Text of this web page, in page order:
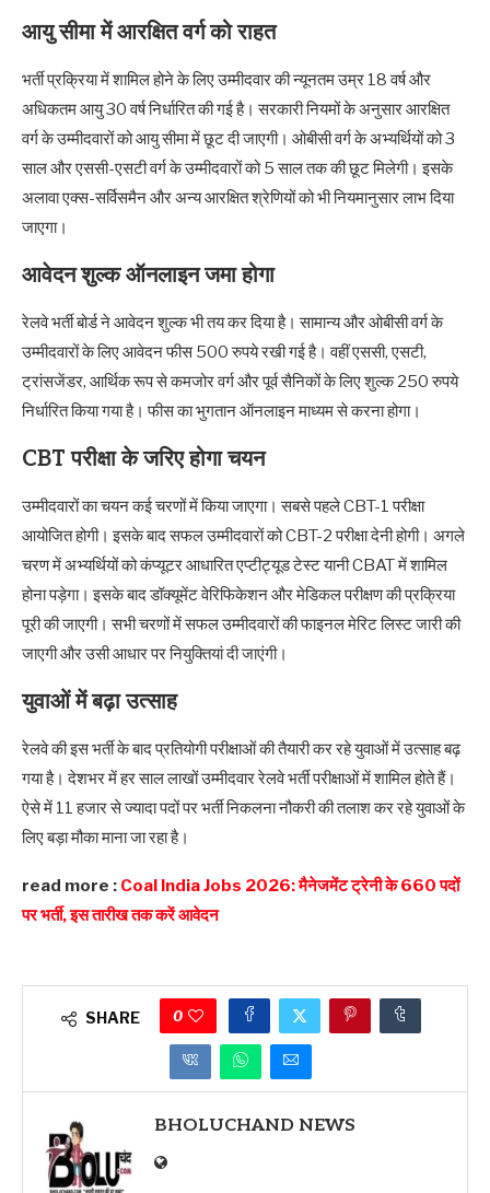
आयु सीमा में आरक्षित वर्ग को राहत
भर्ती प्रक्रिया में शामिल होने के लिए उम्मीदवार की न्यूनतम उम्र 18 वर्ष और
अधिकतम आयु 30 वर्ष निर्धारित की गई है। सरकारी नियमों के अनुसार आरक्षित
वर्ग के उम्मीदवारों को आयु सीमा में छूट दी जाएगी। ओबीसी वर्ग के अभ्यर्थियों को 3
साल और एससी-एसटी वर्ग के उम्मीदवारों को 5 साल तक की छूट मिलेगी। इसके
अलावा एक्स-सर्विसमैन और अन्य आरक्षित श्रेणियों को भी नियमानुसार लाभ दिया
जाएगा।
आवेदन शुल्क ऑनलाइन जमा होगा
रेलवे भर्ती बोर्ड ने आवेदन शुल्क भी तय कर दिया है। सामान्य और ओबीसी वर्ग के
उम्मीदवारों के लिए आवेदन फीस 500 रुपये रखी गई है। वहीं एससी, एसटी,
ट्रांसजेंडर, आर्थिक रूप से कमजोर वर्ग और पूर्व सैनिकों के लिए शुल्क 250 रुपये
निर्धारित किया गया है। फीस का भुगतान ऑनलाइन माध्यम से करना होगा।
CBT परीक्षा के जरिए होगा चयन
उम्मीदवारों का चयन कई चरणों में किया जाएगा। सबसे पहले CBT-1 परीक्षा
आयोजित होगी। इसके बाद सफल उम्मीदवारों को CBT-2 परीक्षा देनी होगी। अगले
चरण में अभ्यर्थियों को कंप्यूटर आधारित एप्टीट्यूड टेस्ट यानी CBAT में शामिल
होना पड़ेगा। इसके बाद डॉक्यूमेंट वेरिफिकेशन और मेडिकल परीक्षण की प्रक्रिया
पूरी की जाएगी। सभी चरणों में सफल उम्मीदवारों की फाइनल मेरिट लिस्ट जारी की
जाएगी और उसी आधार पर नियुक्तियां दी जाएंगी।
युवाओं में बढ़ा उत्साह
रेलवे की इस भर्ती के बाद प्रतियोगी परीक्षाओं की तैयारी कर रहे युवाओं में उत्साह बढ़
गया है। देशभर में हर साल लाखों उम्मीदवार रेलवे भर्ती परीक्षाओं में शामिल होते हैं।
ऐसे में 11 हजार से ज्यादा पदों पर भर्ती निकलना नौकरी की तलाश कर रहे युवाओं के
लिए बड़ा मौका माना जा रहा है।
read more : Coal India Jobs 2026: मैनेजमेंट ट्रेनी के 660 पदों
पर भर्ती, इस तारीख तक करें आवेदन
SHARE 0
BHOLUCHAND NEWS